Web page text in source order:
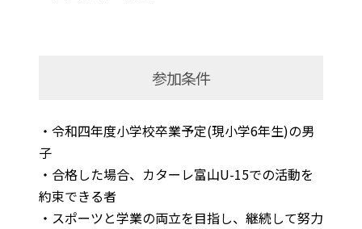
参加条件
・令和四年度小学校卒業予定(現小学6年生)の男
子
・合格した場合、カターレ富山U-15での活動を
約束できる者
・スポーツと学業の両立を目指し、継続して努力